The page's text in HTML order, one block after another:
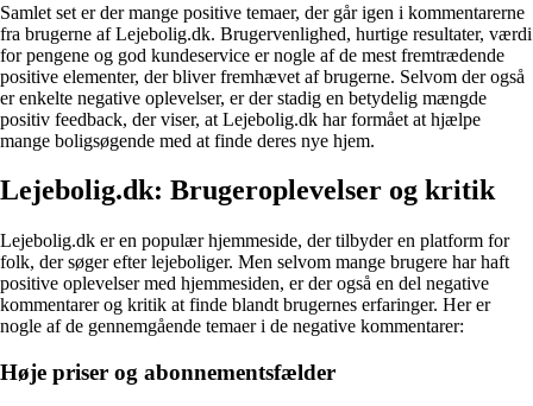
Samlet set er der mange positive temaer, der går igen i kommentarerne
fra brugerne af Lejebolig.dk. Brugervenlighed, hurtige resultater, værdi
for pengene og god kundeservice er nogle af de mest fremtrædende
positive elementer, der bliver fremhævet af brugerne. Selvom der også
er enkelte negative oplevelser, er der stadig en betydelig mængde
positiv feedback, der viser, at Lejebolig.dk har formået at hjælpe
mange boligsøgende med at finde deres nye hjem.
Lejebolig.dk: Brugeroplevelser og kritik
Lejebolig.dk er en populær hjemmeside, der tilbyder en platform for
folk, der søger efter lejeboliger. Men selvom mange brugere har haft
positive oplevelser med hjemmesiden, er der også en del negative
kommentarer og kritik at finde blandt brugernes erfaringer. Her er
nogle af de gennemgående temaer i de negative kommentarer:
Høje priser og abonnementsfælder